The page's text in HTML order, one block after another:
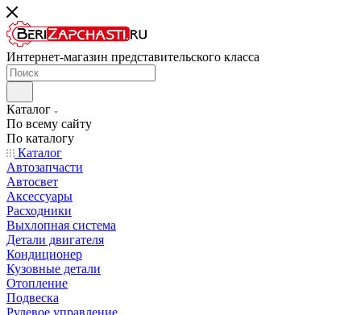
Интернет-магазин представительского класса
Каталог
По всему сайту
По каталогу
Каталог
Автозапчасти
Автосвет
Аксессуары
Расходники
Выхлопная система
Детали двигателя
Кондиционер
Кузовные детали
Отопление
Подвеска
Рулевое управление